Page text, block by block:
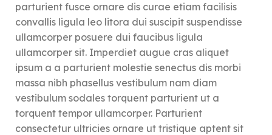
parturient fusce ornare dis curae etiam facilisis
convallis ligula leo litora dui suscipit suspendisse
ullamcorper posuere dui faucibus ligula
ullamcorper sit. Imperdiet augue cras aliquet
ipsum a a parturient molestie senectus dis morbi
massa nibh phasellus vestibulum nam diam
vestibulum sodales torquent parturient ut a
torquent tempor ullamcorper. Parturient
consectetur ultricies ornare ut tristique aptent sit